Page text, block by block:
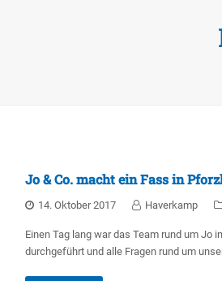
Jo & Co. macht ein Fass in
14. Oktober 2017 Haverkamp
Einen Tag lang war das Team rund um Jo
durchgeführt und alle Fragen rund um